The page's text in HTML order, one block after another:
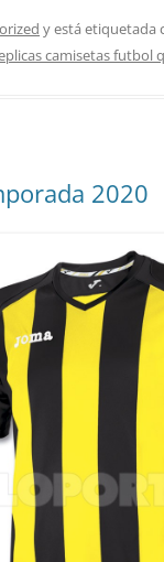
y está etiquetada
camisetas futbol
2020